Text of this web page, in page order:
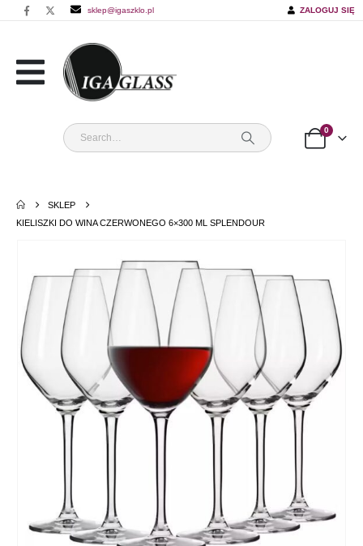
sklep@igaszklo.pl ZALOGUJ SIĘ
0
SKLEP
KIELISZKI DO WINA CZERWONEGO 6×300 ML SPLENDOUR